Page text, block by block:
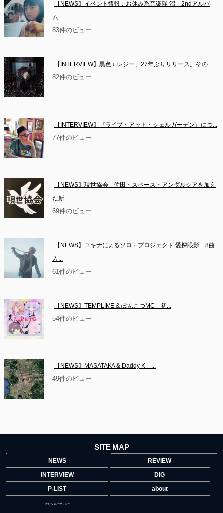
【NEWS】イベント情報：お休み系音楽隊 沼　2ndアルバ
ム...
83件のビュー
【INTERVIEW】黒色エレジー、27年ぶりリリース。その...
82件のビュー
【INTERVIEW】『ライブ・アット・シェルガーデン』につ...
77件のビュー
【NEWS】現世協会　佐田・スペース・アンダルシアを加え
た新...
69件のビュー
【NEWS】ユキナによるソロ・プロジェクト 愛探眼影　8曲
入...
61件のビュー
【NEWS】TEMPLIME & ぽんこつMC　初...
54件のビュー
【NEWS】MASATAKA & Daddy K　...
49件のビュー
SITE MAP
NEWS
REVIEW
INTERVIEW
DIG
P-LIST
about
プライバシーポリシー